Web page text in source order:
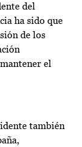
del
ha sido que
de los
el
también